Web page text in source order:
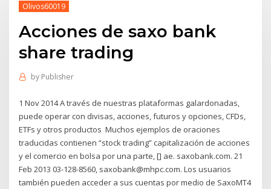
Olivos60019
Acciones de saxo bank
share trading
by Publisher
1 Nov 2014 A través de nuestras plataformas galardonadas,
puede operar con divisas, acciones, futuros y opciones, CFDs,
ETFs y otros productos Muchos ejemplos de oraciones
traducidas contienen “stock trading” capitalización de acciones
y el comercio en bolsa por una parte, [] ae. saxobank.com. 21
Feb 2013 03-128-8560, saxobank@mhpc.com. Los usuarios
también pueden acceder a sus cuentas por medio de SaxoMT4